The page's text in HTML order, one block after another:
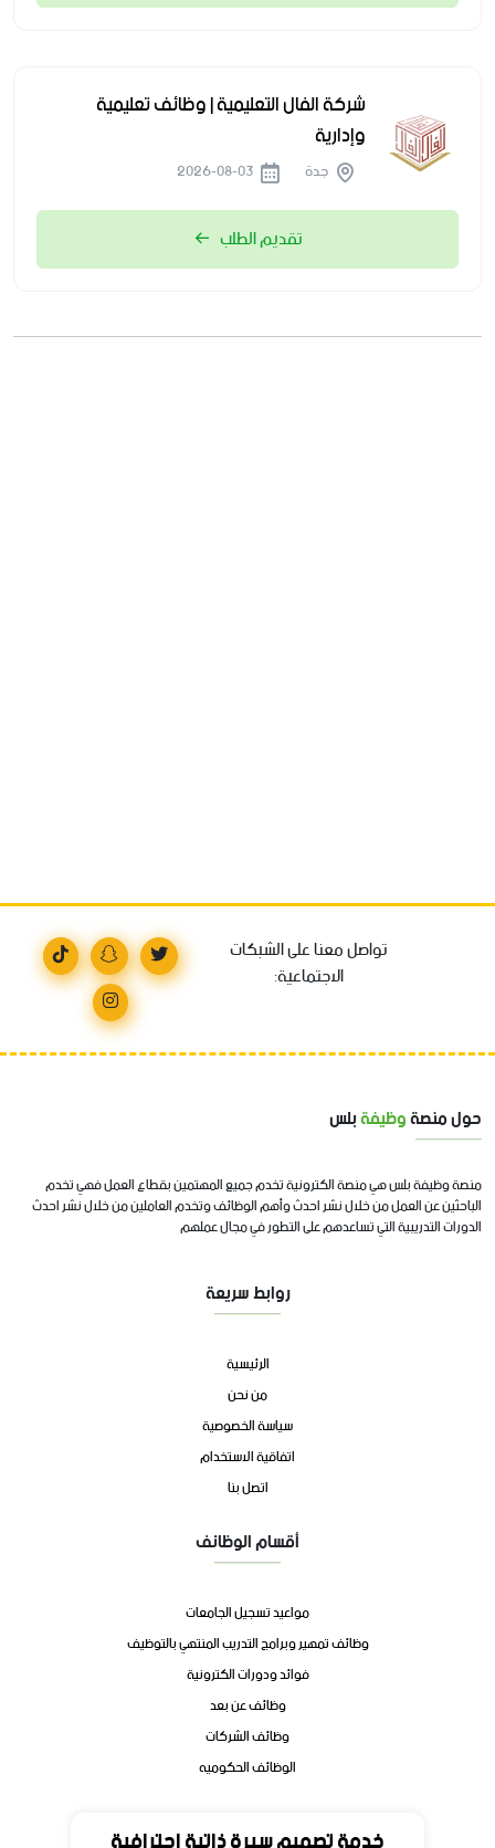
شركة الفال التعليمية | وظائف تعليمية
وإدارية
جدة
تقديم الطلب
تواصل معنا على الشبكات
الاجتماعية:
حول منصةوظيفةبلس
منصة وظيفة بلس هي منصة الكترونية تخدم جميع المهتمين بقطاع العمل فهي تخدم
الباحثين عن العمل من خلال نشر احدث وأهم الوظائف وتخدم العاملين من خلال نشر احدث
الدورات التدريبية التي تساعدهم على التطور في مجال عملهم
روابط سريعة
الرئيسية
من نحن
سياسة الخصوصية
اتفاقية الاستخدام
اتصل بنا
أقسام الوظائف
مواعيد تسجيل الجامعات
وظائف تمهير وبرامج التدريب المنتهي بالتوظيف
فوائد ودورات الكترونية
وظائف عن بعد
وظائف الشركات
الوظائف الحكوميه